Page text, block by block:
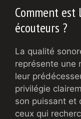
Comment est
écouteurs ?
La qualité
représente une
leur
privilégie
son puissant et
ceux qui